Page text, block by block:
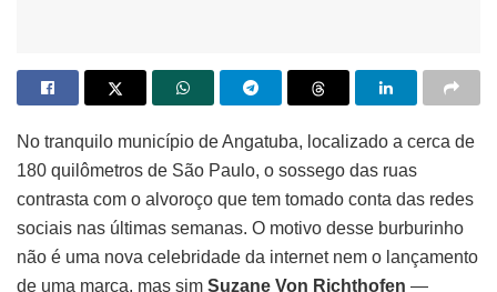
No tranquilo município de Angatuba, localizado a cerca de
180 quilômetros de São Paulo, o sossego das ruas
contrasta com o alvoroço que tem tomado conta das redes
sociais nas últimas semanas. O motivo desse burburinho
não é uma nova celebridade da internet nem o lançamento
de uma marca, mas sim Suzane Von Richthofen —